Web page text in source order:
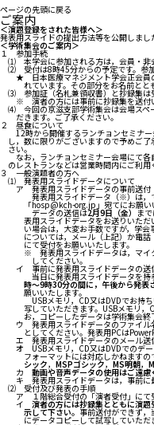
ページの先頭に戻る
ご案内
＜演題登録をされた皆様へ＞
発表用スライドの提出方法等を公開しまし
＜学術集会のご案内＞
１ 参加手続
⑴ 本学会に参加される方は，会員・非
⑵ 受付は8時45分からの予定です。参加
★ 日本医療マネジメント学会正会員
れています。その部分をお名前ととも
⑶ 参加証（名札兼領収書）と抄録集
※ 演者の方には事前に抄録集を送付い
⑷ 今回の京滋支部学術集会は会場スペ
だきます。ご了承ください。
２ 昼食について
12時から開催するランチョンセミナー
し，数に限りがございますので予めご
さい。
なお，ランチョンセミナー会場にて各
のレストランなどは営業時間内にご利用
３ 一般演題者の方へ
⑴ 発表用スライドデータについて
ア 発表用スライドデータの事前送付
発表用スライドデータ（※）は，で
「hosp@kch-org.jp」宛てにお願い
データの送信は2月9日（金）ま
表用スライドデータをお送りいただ
い場合は，大変お手数ですが，学会事
については，メール（上記）か電話（
にて受付をお願いいたします。
※ 発表用スライドデータは，マイク
してください。
イ 事前に発表用スライドデータの送
当日に発表用スライドデータを持参
時～9時30分の間に，午後から発表
願いいたします。
USBメモリ，CD又はDVDでお持ちい
写していただきます。USBメモリ，
お，コピーしたデータは学術集会終了
ウ 発表用スライドデータのファイル
としてください。発表用PCは
エ 発表用スライドデータのメール送信
オ USBメモリ，CD又はDVDでのデー
フォーマットには対応しかねますので
シック， MSPゴシック， MS明朝，
カ 動画や音声データの使用はご遠慮
キ 発表用スライドデータは，事前に最
⑵ 受付及び発表の手順
ア １階総合受付の「演者受付」にて受
イ 演者の方には抄録集とともに演
示して下さい。 事前送付ができず
にデータコピーして試写していただ